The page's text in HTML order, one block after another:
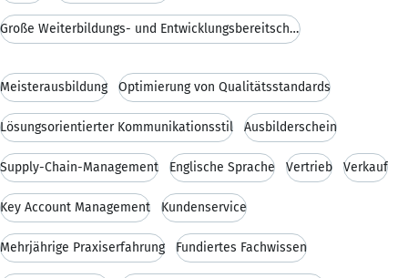
Große Weiterbildungs- und Entwicklungsbereitschaft
Meisterausbildung Optimierung von Qualitätsstandards
Lösungsorientierter Kommunikationsstil Ausbilderschein
Supply-Chain-Management Englische Sprache Vertrieb Verkauf
Key Account Management Kundenservice
Mehrjährige Praxiserfahrung Fundiertes Fachwissen